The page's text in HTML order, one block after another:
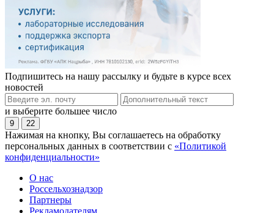
Подпишитесь на нашу рассылку и будьте в курсе всех
новостей
и выберите большее число
9 22
Нажимая на кнопку, Вы соглашаетесь на обработку
персональных данных в соответствии с «Политикой
конфиденциальности»
О нас
Россельхознадзор
Партнеры